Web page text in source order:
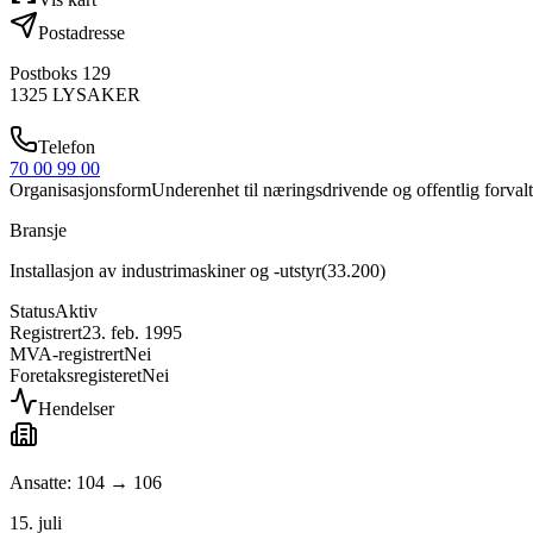
Postadresse
Postboks 129
1325 LYSAKER
Telefon
70 00 99 00
OrganisasjonsformUnderenhet til næringsdrivende og offentlig
Bransje
Installasjon av industrimaskiner og -utstyr(33.200)
StatusAktiv
Registrert23. feb. 1995
MVA-registrertNei
ForetaksregisteretNei
Hendelser
Ansatte: 104 → 106
15. juli